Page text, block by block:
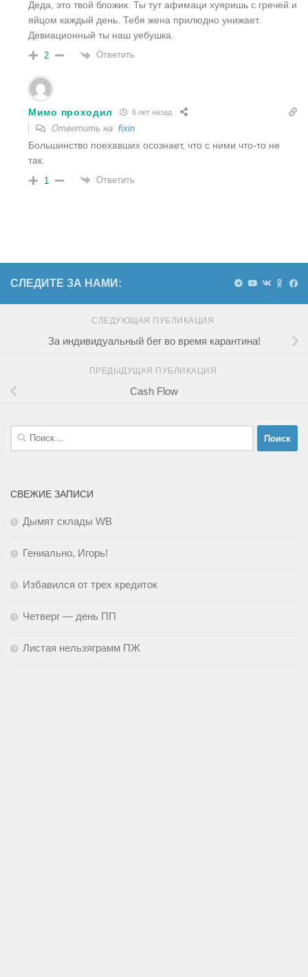
Деда, это твой бложик. Ты тут афимаци хуяришь с гречей и
яйцом каждый день. Тебя жена прилюдно унижает.
Девиационный ты наш уебушка.
2 Ответить
Мимо проходил 6 лет назад
Ответить на fixin
Большинство поехавших осознает, что с ними что-то не
так.
1 Ответить
СЛЕДИТЕ ЗА НАМИ:
СЛЕДУЮЩАЯ ПУБЛИКАЦИЯ
За индивидуальный бег во время карантина!
ПРЕДЫДУЩАЯ ПУБЛИКАЦИЯ
Cash Flow
Найти:
СВЕЖИЕ ЗАПИСИ
Дымят склады WB
Гениально, Игорь!
Избавился от трех кредиток
Четверг — день ПП
Листая нельзяграмм ПЖ